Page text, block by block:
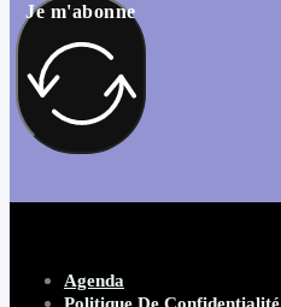
Je m'abonne
Agenda